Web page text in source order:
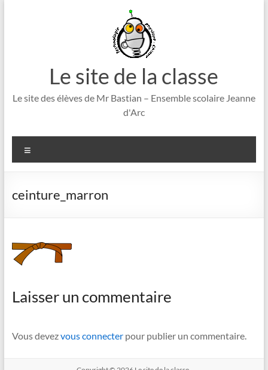
Le site de la classe
Le site des élèves de Mr Bastian – Ensemble scolaire Jeanne
d'Arc
ceinture_marron
Laisser un commentaire
Vous devezvous connecterpour publier un commentaire.